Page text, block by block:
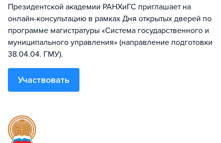
Президентской академии РАНХиГС приглашает на
онлайн-консультацию в рамках Дня открытых дверей по
программе магистратуры «Система государственного и
муниципального управления» (направление подготовки
38.04.04. ГМУ).
Участвовать